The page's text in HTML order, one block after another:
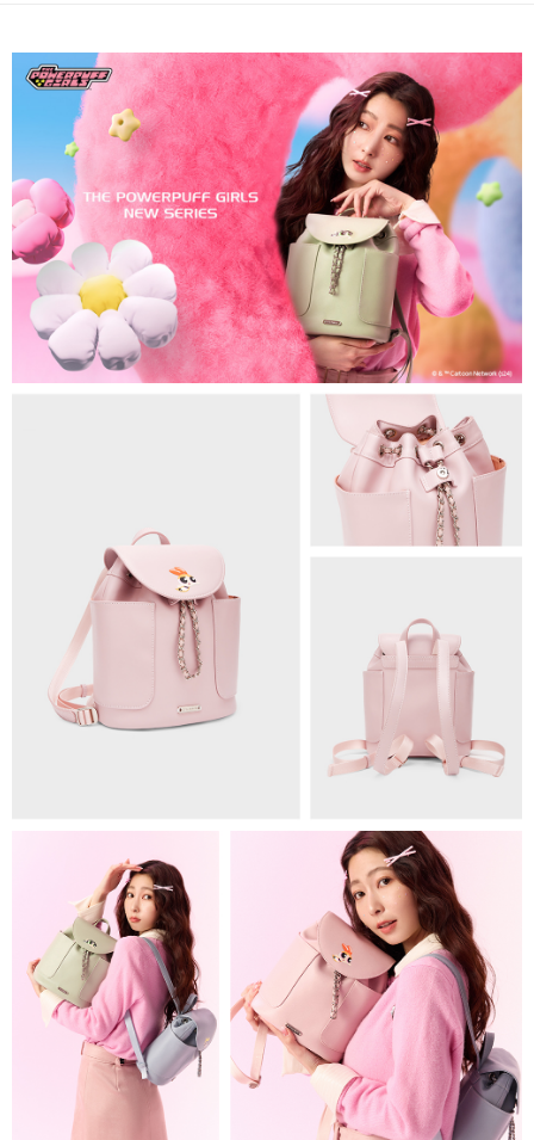
【繳款方式說明】
1.分期款項不併入電信帳單，「大哥付你分期」於每月結算日後寄送繳費提
醒簡訊。
2.透過簡訊連結打開帳單後，可選擇「超商條碼／台灣大直營門市／銀行轉
帳／街口支付／iPASS MONEY」等通路繳費。
【注意事項】
1.本服務係由「台灣大哥大股份有限公司」（以下簡稱本公司）所提供，讓
用戶於交易時，得透過本服務購買商品或服務，並由商店將買賣／分期付款
買賣價金債權讓與本公司後，依約使用本公司帳單繳交帳款。
2.基於同意付款使用「大哥付你分期」之契約關係目的，商店將以您的個人
資料（包含姓名、電話或地址）提供予台灣大哥大進項蒐集、處理及利用，
由本公司與您本人進行分期帳單所需資料之確認、核對及更正。
3.完整用戶服務條款，請詳閱以下連結：https://oppay.tw/userRule
萊爾富取貨付款
每筆NT$80，滿NT$1,500(含以上)免運費
付款後萊爾富取貨
每筆NT$80，滿NT$1,500(含以上)免運費
7-11取貨付款
每筆NT$80，滿NT$1,500(含以上)免運費
付款後7-11取貨
每筆NT$80，滿NT$1,500(含以上)免運費
每筆NT$100，滿NT$1,500(含以上)免運費
付款後門市自取
海外順豐配送